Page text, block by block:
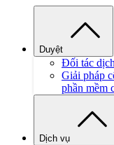
Duyệt
Đối tác
Giải pháp
phần mềm
Dịch vụ